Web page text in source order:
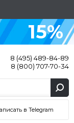
15%
8 (495) 489-84-89
8 (800) 707-70-34
в Telegram